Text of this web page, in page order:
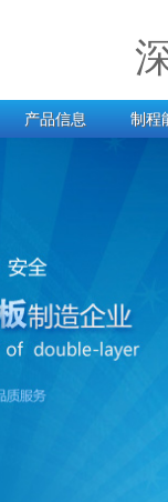
产品信息 制程